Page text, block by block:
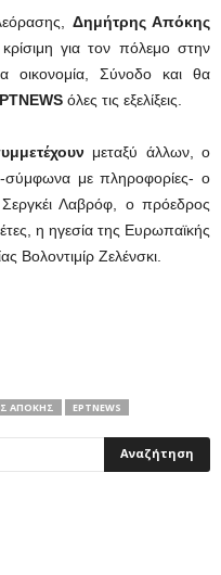
Δημήτρης Απόκης
για τoν πόλεμο στην
οικονομία, Σύνοδο και θα
όλες τις εξελίξεις.
μεταξύ άλλων, ο
με πληροφορίες- ο
Λαβρόφ, ο πρόεδρος
η ηγεσία της Ευρωπαϊκής
Βολοντιμίρ Ζελένσκι.
ΑΠΌΚΗΣ ΕΡΤNEWS